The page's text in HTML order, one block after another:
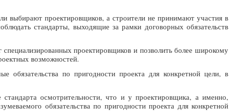
выбирают проектировщиков, а строители не принимают участия в
стандарты, выходящие за рамки договорных обязательств
проектировщиков и позволить более широкому
возможностей.
обязательства по пригодности проекта для конкретной цели, в
осмотрительности, что и у проектировщика, а именно,
обязательства по пригодности проекта для конкретной